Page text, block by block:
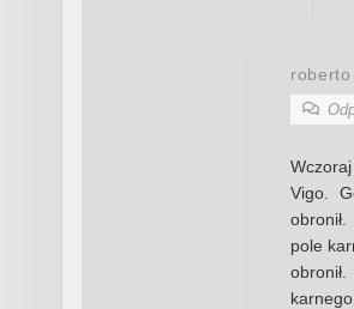
roberto
Vigo.
pole